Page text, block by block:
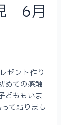
6月
ゼント作り
めての感触
どももいま
て貼りまし